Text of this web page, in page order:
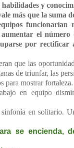
y
más que la suma
funcionarían
el número
por rectificar
que las
de triunfar, las
para mostrar fortaleza.
en equipo
en solitario.
se encienda,